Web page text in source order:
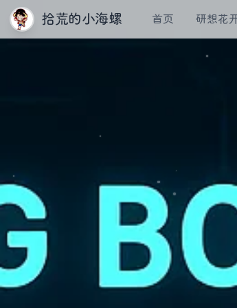
拾荒的小海螺 首页 研想花